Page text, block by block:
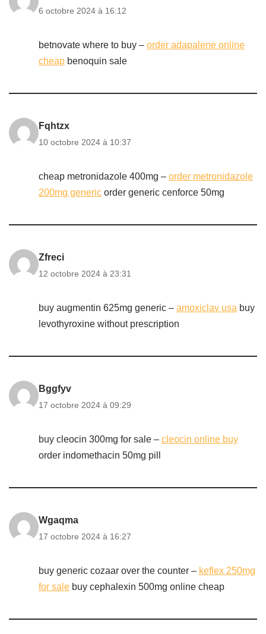
6 octobre 2024 à 16:12
betnovate where to buy – order adapalene online
cheap benoquin sale
Fqhtzx
10 octobre 2024 à 10:37
cheap metronidazole 400mg – order metronidazole
200mg generic order generic cenforce 50mg
Zfreci
12 octobre 2024 à 23:31
buy augmentin 625mg generic – amoxiclav usa buy
levothyroxine without prescription
Bggfyv
17 octobre 2024 à 09:29
buy cleocin 300mg for sale – cleocin online buy
order indomethacin 50mg pill
Wgaqma
17 octobre 2024 à 16:27
buy generic cozaar over the counter – keflex 250mg
for sale buy cephalexin 500mg online cheap